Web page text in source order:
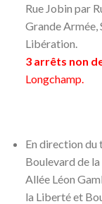
Rue Jobin par
Grande Armée,
Libération.
3 arrêts non
Longchamp.
En direction du
Boulevard de
Allée Léon
la Liberté et